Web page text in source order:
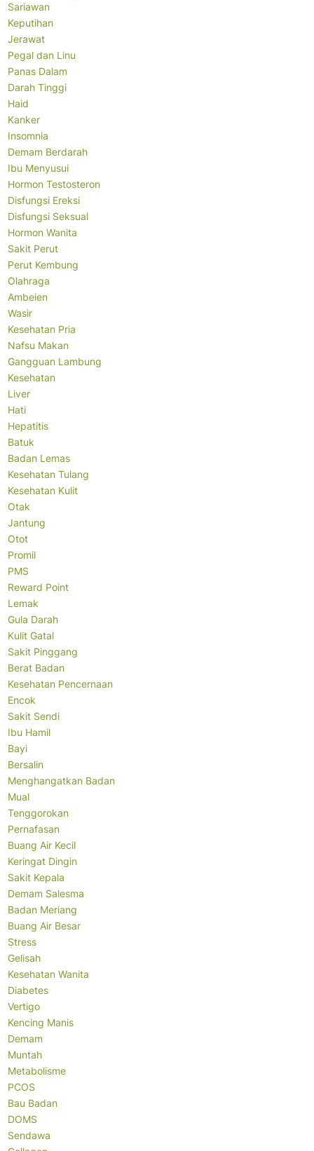
Sariawan
Keputihan
Jerawat
Pegal dan Linu
Panas Dalam
Darah Tinggi
Haid
Kanker
Insomnia
Demam Berdarah
Ibu Menyusui
Hormon Testosteron
Disfungsi Ereksi
Disfungsi Seksual
Hormon Wanita
Sakit Perut
Perut Kembung
Olahraga
Ambeien
Wasir
Kesehatan Pria
Nafsu Makan
Gangguan Lambung
Kesehatan
Liver
Hati
Hepatitis
Batuk
Badan Lemas
Kesehatan Tulang
Kesehatan Kulit
Otak
Jantung
Otot
Promil
PMS
Reward Point
Lemak
Gula Darah
Kulit Gatal
Sakit Pinggang
Berat Badan
Kesehatan Pencernaan
Encok
Sakit Sendi
Ibu Hamil
Bayi
Bersalin
Menghangatkan Badan
Mual
Tenggorokan
Pernafasan
Buang Air Kecil
Keringat Dingin
Sakit Kepala
Demam Salesma
Badan Meriang
Buang Air Besar
Stress
Gelisah
Kesehatan Wanita
Diabetes
Vertigo
Kencing Manis
Demam
Muntah
Metabolisme
PCOS
Bau Badan
DOMS
Sendawa